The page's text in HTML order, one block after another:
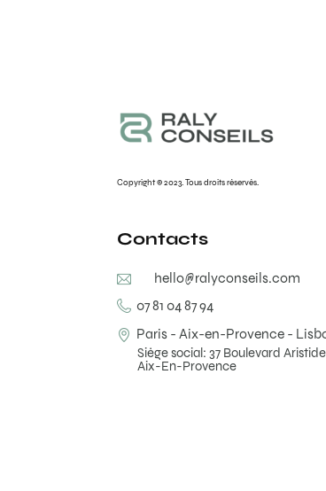
Copyright © 2023. Tous droits réservés.
Contacts
hello@ralyconseils.com
07 81 04 87 94
Paris - Aix-en-Provence -
Siège social: 37 Boulevard
Aix-En-Provence